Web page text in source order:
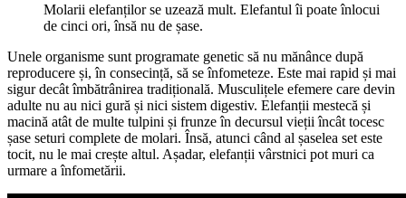
Molarii elefanților se uzează mult. Elefantul îi poate înlocui
de cinci ori, însă nu de șase.
Unele organisme sunt programate genetic să nu mănânce după
reproducere și, în consecință, să se înfometeze. Este mai rapid și mai
sigur decât îmbătrânirea tradițională. Musculițele efemere care devin
adulte nu au nici gură și nici sistem digestiv. Elefanții mestecă și
macină atât de multe tulpini și frunze în decursul vieții încât tocesc
șase seturi complete de molari. Însă, atunci când al șaselea set este
tocit, nu le mai crește altul. Așadar, elefanții vârstnici pot muri ca
urmare a înfometării.